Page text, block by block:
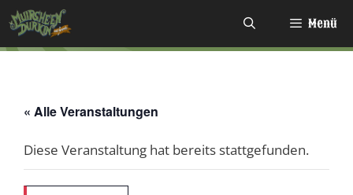
Zum
Inhalt
springen
Menü
« Alle Veranstaltungen
Diese Veranstaltung hat bereits stattgefunden.